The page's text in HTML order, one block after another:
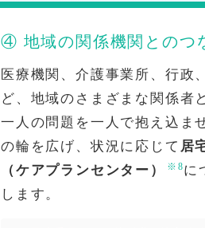
④ 地域の関係機関とのつ
医療機関、介護事業所、行政
ど、地域のさまざまな関係者
一人の問題を一人で抱え込ま
の輪を広げ、状況に応じて 居
（ケアプランセンター）
※8に
します。